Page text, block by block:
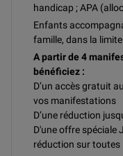
handicap ; APA
Enfants
famille, dans la
A partir de 4
bénéficiez :
D’un accès gratuit
vos manifestations
D’une réduction
D'une offre spéciale
réduction sur